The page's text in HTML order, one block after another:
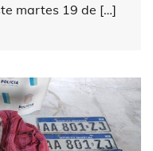
martes 19 de […]